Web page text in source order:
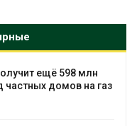
Татарстане продолжают
выпущенных